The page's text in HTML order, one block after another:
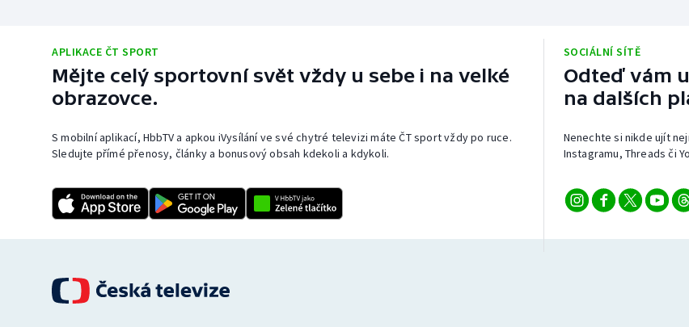
APLIKACE ČT SPORT
Mějte celý sportovní svět vždy u sebe i na velké
obrazovce.
S mobilní aplikací, HbbTV a apkou iVysílání ve své chytré televizi máte ČT sport vždy po ruce.
Sledujte přímé přenosy, články a bonusový obsah kdekoli a kdykoli.
SOCIÁLNÍ SÍTĚ
Odteď vám
na dalších
Nenechte si nikde ujít
Instagramu, Threads či